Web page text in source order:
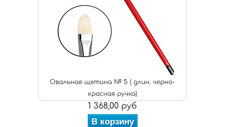
Овальная щетина № 5 ( длин. черно-
красная ручка)
1 368,00 руб
В корзину